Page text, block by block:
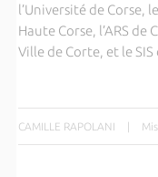
l’Université de Corse,
Haute Corse, l’ARS
Ville de Corte, et le SIS
CAMILLE RAPOLANI |